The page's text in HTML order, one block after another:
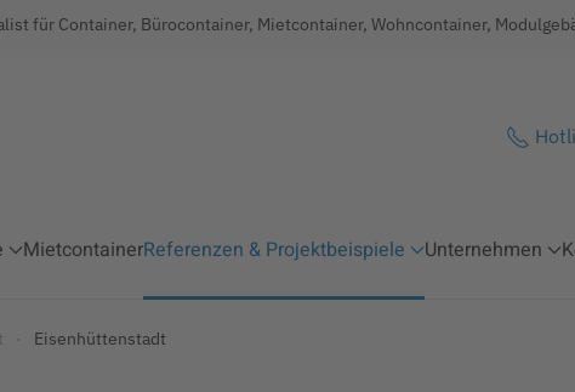
für Container, Bürocontainer, Mietcontainer, Wohncontainer,
MietcontainerReferenzen & Projektbeispiele Unternehmen
Eisenhüttenstadt